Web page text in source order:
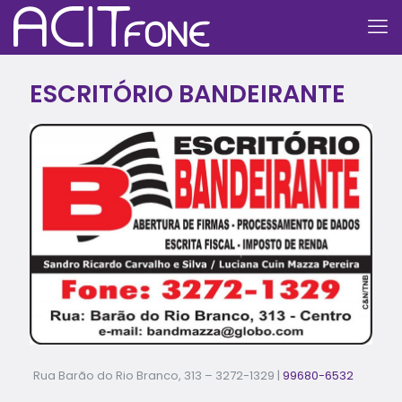
ESCRITÓRIO BANDEIRANTE
Rua Barão do Rio Branco, 313 – 3272-1329 | 99680-6532